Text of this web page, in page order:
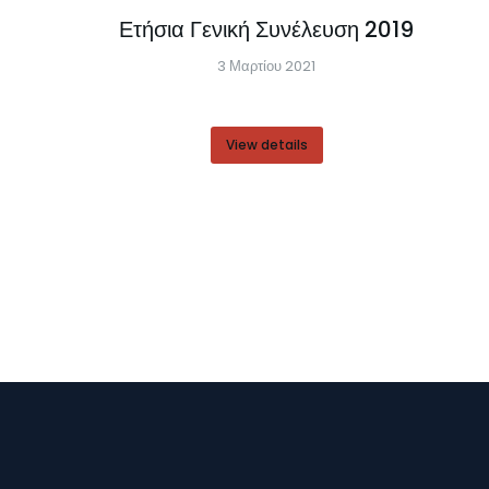
Ετήσια Γενική Συνέλευση 2019
3 Μαρτίου 2021
View details